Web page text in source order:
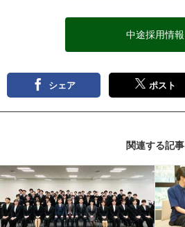
中途採用情報
シェア ポスト
関連する記事
記事を読む